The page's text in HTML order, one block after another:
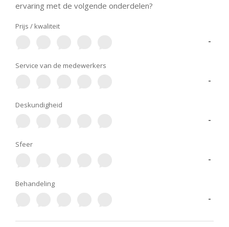
ervaring met de volgende onderdelen?
Prijs / kwaliteit
-
Service van de medewerkers
-
Deskundigheid
-
Sfeer
-
Behandeling
-